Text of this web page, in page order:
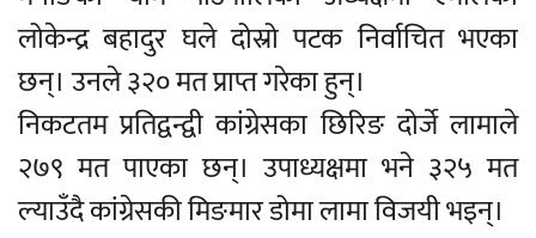
लोकेन्द्र बहादुर घले दोस्रो पटक निर्वाचित भएका
छन्। उनले ३२० मत प्राप्त गरेका हुन्।
निकटतम प्रतिद्वन्द्वी कांग्रेसका छिरिङ दोर्जे लामाले
२७९ मत पाएका छन्। उपाध्यक्षमा भने ३२५ मत
ल्याउँदै कांग्रेसकी मिङमार डोमा लामा विजयी भइन्।